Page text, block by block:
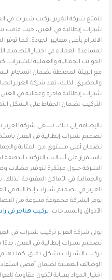
تتمتع شركة الغرير تركيب شبرات في
شبرات إيطالية في العين، حيث قامت
الالتزام بأعلى معايير الجودة. كما
لمساعدة العملاء في اختيار التصميم
الجوانب الجمالية والعملية للشبرات.
مع البيئة المحيطة لضمان انسجام
والحضري. لذلك، تعد شركة الغرير
شبرات إيطالية فاخرة وعملية في
التركيب لضمان الحفاظ على الشكل
بالإضافة إلى ذلك، تسعى شركة الغرير
تصميم شبرات إيطالية في العين
لضمان أعلى مستوى من المتانة
باستمرار على أساليب التركيب الدقيقة
الشركة حلول مبتكرة لتوفير مظلات
والجمالية في الأماكن المفتوحة.
الغرير في تصميم شبرات إيطالية في
توفر الشركة مجموعة متنوعة من
الأذواق والمساحات. تركيب هناجر في
تولي شركة الغرير تركيب شبرات في
تصميم شبرات إيطالية في العين، بدءًا
تركيب الشبرات بشكل دقيق. كما تهتم
الوظائف العملية لضمان أقصى
اختيار المواد بعناية لتكون مقاومة